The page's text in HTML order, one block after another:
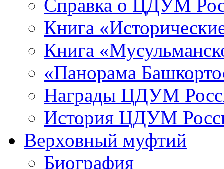
Справка о ЦДУМ
Книга
Книга
«Панорама
Награды ЦДУМ
История ЦДУМ
Верховный муфтий
Биография